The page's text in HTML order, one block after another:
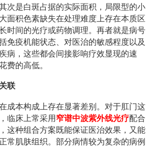
次是白斑占据的实际面积，局限型的小
面积色素缺失在处理难度上存在本质区
时间的光疗或药物调理。再者就是病号
免疫机能状态、对医治的敏感程度以及
病，这些都会间接影响疗效显现的速
费的高低。
联
成本构成上存在显著差别。对于肛门这
临床上常采用 窄谱中波紫外线光疗配合
这种组合方案既能保证医治效果，又能
常肌肤组织。部分病情较为复杂的病例